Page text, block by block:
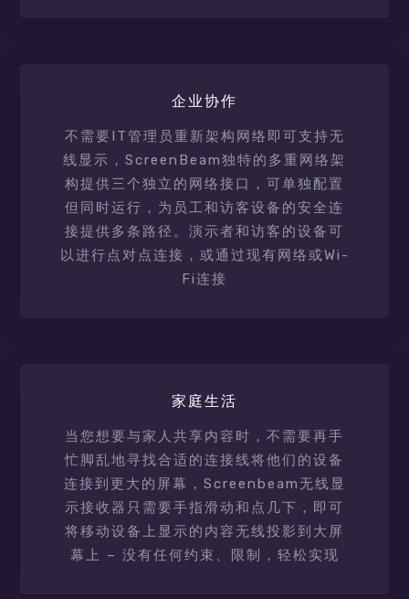
企业协作
不需要IT管理员重新架构网络即可支持无
线显示，ScreenBeam独特的多重网络架
构提供三个独立的网络接口，可单独配置
但同时运行，为员工和访客设备的安全连
接提供多条路径。演示者和访客的设备可
以进行点对点连接，或通过现有网络或Wi-
Fi连接
家庭生活
当您想要与家人共享内容时，不需要再手
忙脚乱地寻找合适的连接线将他们的设备
连接到更大的屏幕，Screenbeam无线显
示接收器只需要手指滑动和点几下，即可
将移动设备上显示的内容无线投影到大屏
幕上 – 没有任何约束、限制，轻松实现